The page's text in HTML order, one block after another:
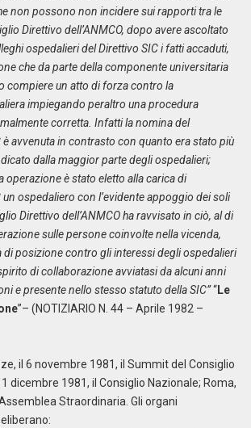
non possono non incidere sui rapporti tra le
Direttivo dell’ANMCO, dopo avere ascoltato
ospedalieri del Direttivo SIC i fatti accaduti,
che da parte della componente universitaria
compiere un atto di forza contro la
impiegando peraltro una procedura
corretta. Infatti la nomina del
è avvenuta in contrasto con quanto era stato più
dalla maggior parte degli ospedalieri;
operazione è stato eletto alla carica di
un ospedaliero con l’evidente appoggio dei soli
Direttivo dell’ANMCO ha ravvisato in ciò, al di
sulle persone coinvolte nella vicenda,
di posizione contro gli interessi degli ospedalieri
di collaborazione avviatasi da alcuni anni
e presente nello stesso statuto della SIC”“Le
”– (NOTIZIARIO N. 44 – Aprile 1982 –
il 6 novembre 1981, il Summit del Consiglio
dicembre 1981, il Consiglio Nazionale; Roma,
Straordinaria. Gli organi